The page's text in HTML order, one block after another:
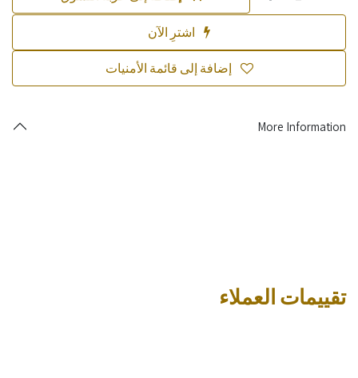
إضافة إلى قائمة الأمنيات
More Information
تقييمات العملاء